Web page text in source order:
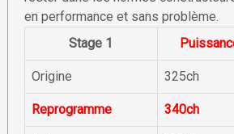
en performance et sans problème.
Stage 1
Origine 325ch
Reprogramme 340ch